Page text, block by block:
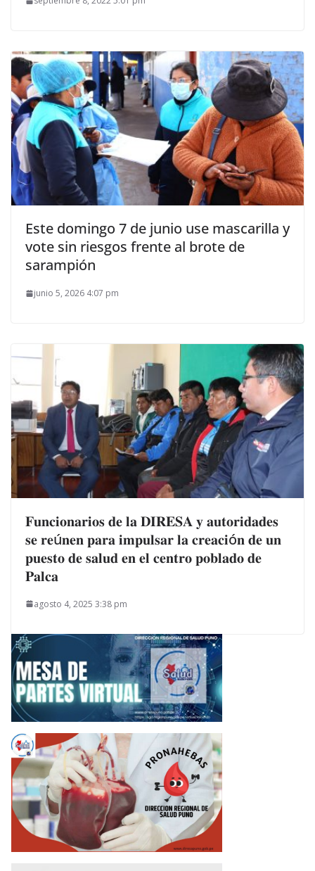
Este domingo 7 de junio use mascarilla y
vote sin riesgos frente al brote de
sarampión
junio 5, 2026 4:07 pm
𝐅𝐮𝐧𝐜𝐢𝐨𝐧𝐚𝐫𝐢𝐨𝐬 𝐝𝐞 𝐥𝐚 𝐃𝐈𝐑𝐄𝐒𝐀 𝐲 𝐚𝐮𝐭𝐨𝐫𝐢𝐝𝐚𝐝𝐞𝐬
𝐬𝐞 𝐫𝐞ú𝐧𝐞𝐧 𝐩𝐚𝐫𝐚 𝐢𝐦𝐩𝐮𝐥𝐬𝐚𝐫 𝐥𝐚 𝐜𝐫𝐞𝐚𝐜𝐢ó𝐧 𝐝𝐞 𝐮𝐧
𝐩𝐮𝐞𝐬𝐭𝐨 𝐝𝐞 𝐬𝐚𝐥𝐮𝐝 𝐞𝐧 𝐞𝐥 𝐜𝐞𝐧𝐭𝐫𝐨 𝐩𝐨𝐛𝐥𝐚𝐝𝐨 𝐝𝐞
𝐏𝐚𝐥𝐜𝐚
agosto 4, 2025 3:38 pm